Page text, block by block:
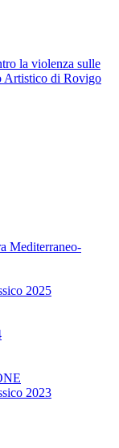
la violenza sulle
Artistico di Rovigo
Mediterraneo-
2025
2023